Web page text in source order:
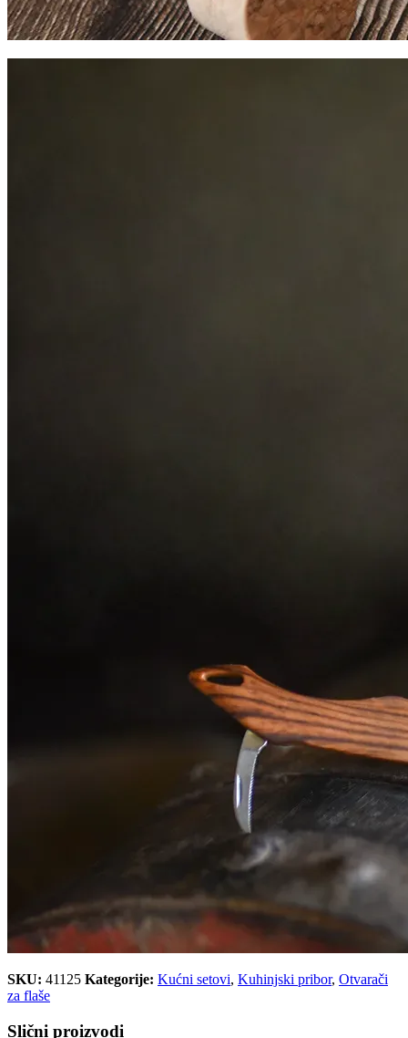
SKU: 41125 Kategorije: Kućni setovi, Kuhinjski pribor, Otvarači
za flaše
Slični proizvodi